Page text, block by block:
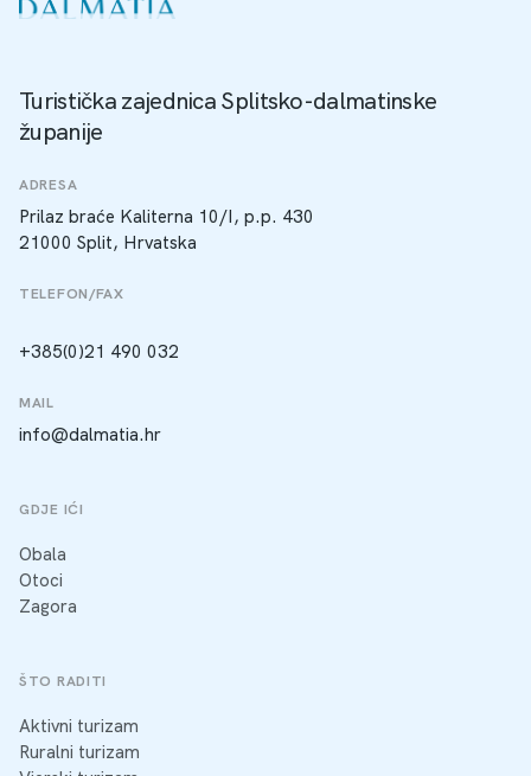
Turistička zajednica Splitsko-dalmatinske
županije
ADRESA
Prilaz braće Kaliterna 10/I, p.p. 430
21000 Split, Hrvatska
TELEFON/FAX
+385(0)21 490 032
MAIL
info@dalmatia.hr
GDJE IĆI
Obala
Otoci
Zagora
ŠTO RADITI
Aktivni turizam
Ruralni turizam